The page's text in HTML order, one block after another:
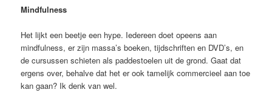
Mindfulness
Het lijkt een beetje een hype. Iedereen doet opeens aan
mindfulness, er zijn massa’s boeken, tijdschriften en DVD’s, en
de cursussen schieten als paddestoelen uit de grond. Gaat dat
ergens over, behalve dat het er ook tamelijk commercieel aan toe
kan gaan? Ik denk van wel.